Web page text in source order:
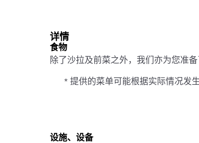
详情
食物
除了沙拉及前菜之外，我们亦为您准
* 提供的菜单可能根据实际情况发
设施、设备